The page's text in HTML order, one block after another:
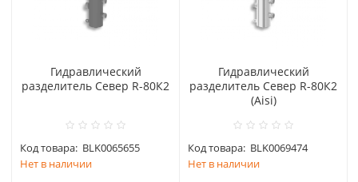
Гидравлический
разделитель Север R-80К2
Код товара: BLK0065655
Нет в наличии
Гидравлический
разделитель Север R-80К2
(Aisi)
Код товара: BLK0069474
Нет в наличии